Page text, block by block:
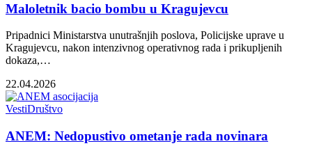
Maloletnik bacio bombu u Kragujevcu
Pripadnici Ministarstva unutrašnjih poslova, Policijske uprave u
Kragujevcu, nakon intenzivnog operativnog rada i prikupljenih
dokaza,…
22.04.2026
VestiDruštvo
ANEM: Nedopustivo ometanje rada novinara